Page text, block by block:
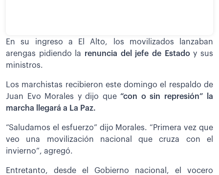
En su ingreso a El Alto, los movilizados lanzaban
arengas pidiendo la renuncia del jefe de Estadoy sus
ministros.
Los marchistas recibieron este domingo el respaldo de
Juan Evo Morales y dijo que“con o sin represión” la
marcha llegará a La Paz.
“Saludamos el esfuerzo” dijo Morales. “Primera vez que
veo una movilización nacional que cruza con el
invierno”, agregó.
Entretanto, desde el Gobierno nacional, el vocero